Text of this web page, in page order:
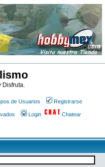
Disfruta.
de Usuarios Registrarse
Login Chatear